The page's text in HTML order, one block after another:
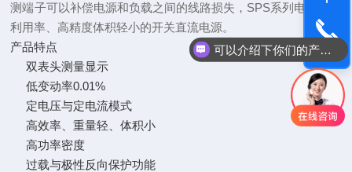
测端子可以补偿电源和负载之间的线路损失，SPS系列电源是高
利用率、高精度体积轻小的开关直流电源。
产品特点
双表头测量显示
低变动率0.01%
定电压与定电流模式
高效率、重量轻、体积小
高功率密度
过载与极性反向保护功能
电话咨询
可以介绍下你们的产品么